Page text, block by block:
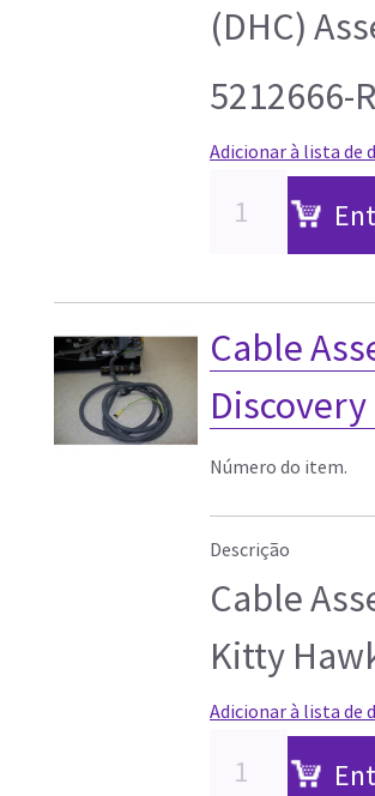
(DHC)
5212666-R
Adicionar à lista de
Cable
Número do item.
Descrição
Cable
Kitty
Adicionar à lista de